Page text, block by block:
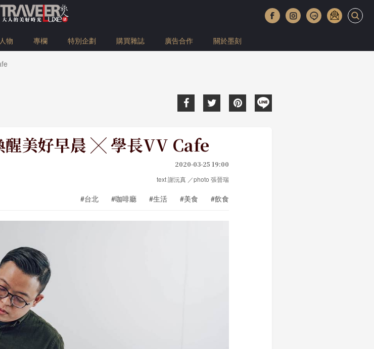
人物 專欄 特別企劃 購買雜誌 廣告合作 關於墨刻
醒美好早晨 ╳ 學長VV Cafe
2020-03-25 19:00
text 謝沅真 ／photo 張晉瑞
#台北 #咖啡廳 #生活 #美食 #飲食